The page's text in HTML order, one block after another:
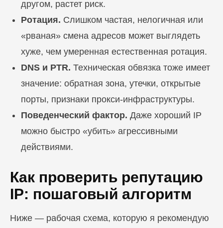
другом, растет риск.
Ротация. Слишком частая, нелогичная или
«рваная» смена адресов может выглядеть
хуже, чем умеренная естественная ротация.
DNS и PTR. Техническая обвязка тоже имеет
значение: обратная зона, утечки, открытые
порты, признаки прокси-инфраструктуры.
Поведенческий фактор. Даже хороший IP
можно быстро «убить» агрессивными
действиями.
Как проверить репутацию
IP: пошаговый алгоритм
Ниже — рабочая схема, которую я рекомендую